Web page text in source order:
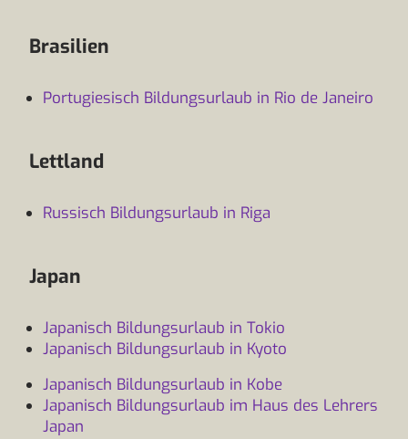
Brasilien
Portugiesisch Bildungsurlaub in Rio de Janeiro
Lettland
Russisch Bildungsurlaub in Riga
Japan
Japanisch Bildungsurlaub in Tokio
Japanisch Bildungsurlaub in Kyoto
Japanisch Bildungsurlaub in Kobe
Japanisch Bildungsurlaub im Haus des Lehrers
Japan